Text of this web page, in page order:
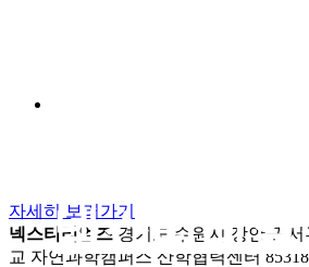
넥스티리
자세히 보러가기
넥스티리얼즈 경기도 수원시 장안구
교 자연과학캠퍼스 산학협력센터